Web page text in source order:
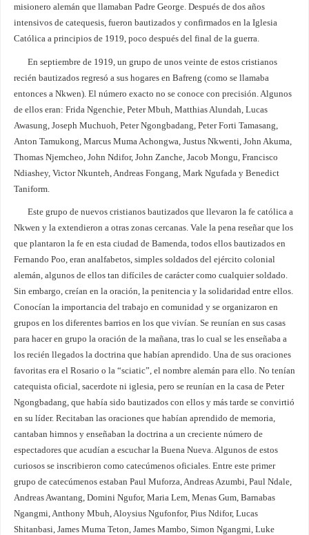
misionero alemán que llamaban Padre George. Después de dos años
intensivos de catequesis, fueron bautizados y confirmados en la Iglesia
Católica a principios de 1919, poco después del final de la guerra.
En septiembre de 1919, un grupo de unos veinte de estos cristianos
recién bautizados regresó a sus hogares en Bafreng (como se llamaba
entonces a Nkwen). El número exacto no se conoce con precisión. Algunos
de ellos eran: Frida Ngenchie, Peter Mbuh, Matthias Alundah, Lucas
Awasung, Joseph Muchuoh, Peter Ngongbadang, Peter Forti Tamasang,
Anton Tamukong, Marcus Muma Achongwa, Justus Nkwenti, John Akuma,
Thomas Njemcheo, John Ndifor, John Zanche, Jacob Mongu, Francisco
Ndiashey, Victor Nkunteh, Andreas Fongang, Mark Ngufada y Benedict
Taniform.
Este grupo de nuevos cristianos bautizados que llevaron la fe católica a
Nkwen y la extendieron a otras zonas cercanas. Vale la pena reseñar que los
que plantaron la fe en esta ciudad de Bamenda, todos ellos bautizados en
Fernando Poo, eran analfabetos, simples soldados del ejército colonial
alemán, algunos de ellos tan difíciles de carácter como cualquier soldado.
Sin embargo, creían en la oración, la penitencia y la solidaridad entre ellos.
Conocían la importancia del trabajo en comunidad y se organizaron en
grupos en los diferentes barrios en los que vivían. Se reunían en sus casas
para hacer en grupo la oración de la mañana, tras lo cual se les enseñaba a
los recién llegados la doctrina que habían aprendido. Una de sus oraciones
favoritas era el Rosario o la “sciatic”, el nombre alemán para ello. No tenían
catequista oficial, sacerdote ni iglesia, pero se reunían en la casa de Peter
Ngongbadang, que había sido bautizados con ellos y más tarde se convirtió
en su líder. Recitaban las oraciones que habían aprendido de memoria,
cantaban himnos y enseñaban la doctrina a un creciente número de
espectadores que acudían a escuchar la Buena Nueva. Algunos de estos
curiosos se inscribieron como catecúmenos oficiales. Entre este primer
grupo de catecúmenos estaban Paul Muforza, Andreas Azumbi, Paul Ndale,
Andreas Awantang, Domini Ngufor, Maria Lem, Menas Gum, Barnabas
Ngangmi, Anthony Mbuh, Aloysius Ngufonfor, Pius Ndifor, Lucas
Shitanbasi, James Muma Teton, James Mambo, Simon Ngangmi, Luke